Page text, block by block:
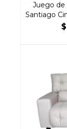
Juego de
Santiago
$